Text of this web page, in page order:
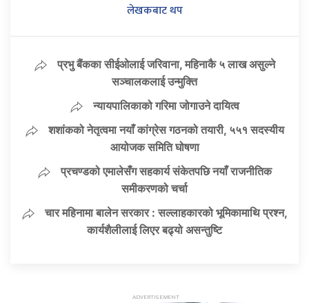
लेखकबाट थप
प्रभु बैंकका सीईओलाई जरिवाना, महिनाकै ५ लाख असुल्ने
सञ्चालकलाई उन्मुक्ति
न्यायपालिकाको गरिमा जोगाउने दायित्व
शशांकको नेतृत्वमा नयाँ कांग्रेस गठनको तयारी, ५५१ सदस्यीय
आयोजक समिति घोषणा
प्रचण्डको एमालेसँग सहकार्य संकेतपछि नयाँ राजनीतिक
समीकरणको चर्चा
चार महिनामा बालेन सरकार : सल्लाहकारको भूमिकामाथि प्रश्न,
कार्यशैलीलाई लिएर बढ्यो असन्तुष्टि